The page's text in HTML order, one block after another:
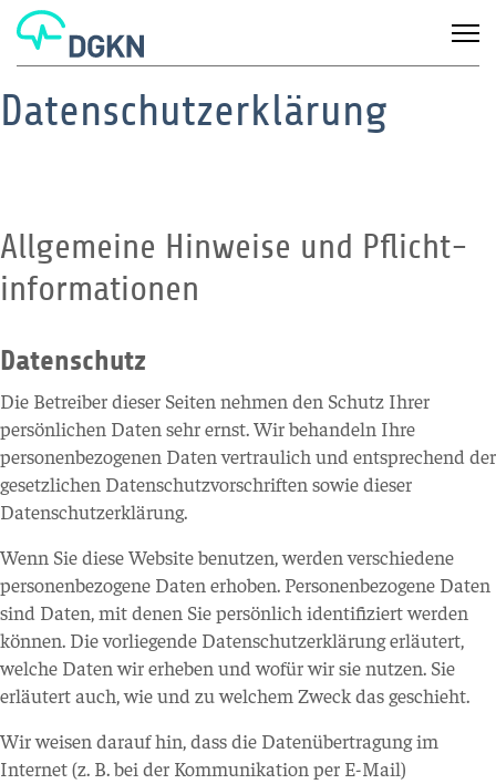
Datenschutzerklärung
Allgemeine Hinweise und Pflicht­
informationen
Datenschutz
Die Betreiber dieser Seiten nehmen den Schutz Ihrer
persönlichen Daten sehr ernst. Wir behandeln Ihre
personenbezogenen Daten vertraulich und entsprechend der
gesetzlichen Datenschutzvorschriften sowie dieser
Datenschutzerklärung.
Wenn Sie diese Website benutzen, werden verschiedene
personenbezogene Daten erhoben. Personenbezogene Daten
sind Daten, mit denen Sie persönlich identifiziert werden
können. Die vorliegende Datenschutzerklärung erläutert,
welche Daten wir erheben und wofür wir sie nutzen. Sie
erläutert auch, wie und zu welchem Zweck das geschieht.
Wir weisen darauf hin, dass die Datenübertragung im
Internet (z. B. bei der Kommunikation per E-Mail)